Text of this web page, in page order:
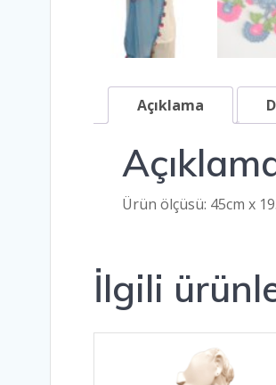
Açıklama
Ürün ölçüsü: 45cm x
İlgili